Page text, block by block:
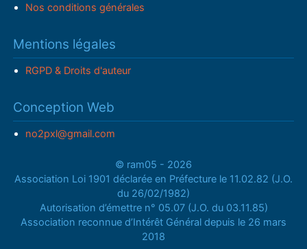
Nos conditions générales
Mentions légales
RGPD & Droits d'auteur
Conception Web
no2pxl@gmail.com
© ram05 - 2026
Association Loi 1901 déclarée en Préfecture le 11.02.82 (J.O.
du 26/02/1982)
Autorisation d’émettre n° 05.07 (J.O. du 03.11.85)
Association reconnue d’Intérêt Général depuis le 26 mars
2018